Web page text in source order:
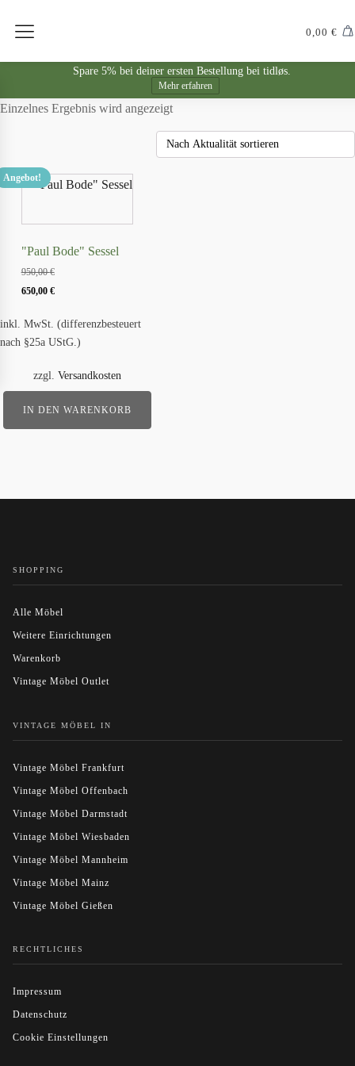
0,00 €
Spare 5% bei deiner ersten Bestellung bei tidløs.
Mehr erfahren
Einzelnes Ergebnis wird angezeigt
Angebot!
"Paul Bode" Sessel
950,00€
Ursprünglicher
war:
950,00 €
650,00 €Aktueller
ist:
650,00 €.
inkl. MwSt. (differenzbesteuert
nach §25a UStG.)
zzgl. Versandkosten
IN DEN WARENKORB
SHOPPING
Alle Möbel
Weitere Einrichtungen
Warenkorb
Vintage Möbel Outlet
VINTAGE MÖBEL IN
Vintage Möbel Frankfurt
Vintage Möbel Offenbach
Vintage Möbel Darmstadt
Vintage Möbel Wiesbaden
Vintage Möbel Mannheim
Vintage Möbel Mainz
Vintage Möbel Gießen
RECHTLICHES
Impressum
Datenschutz
Cookie Einstellungen